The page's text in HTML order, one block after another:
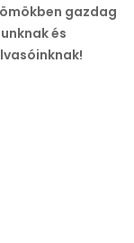
gazdag
és